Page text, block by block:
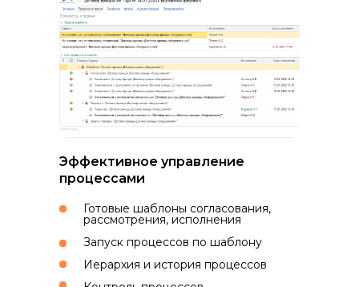
Готовые шаблоны согласования,
рассмотрения, исполнения
Запуск процессов по шаблону
Иерархия и история процессов
Эффективное управление
процессами